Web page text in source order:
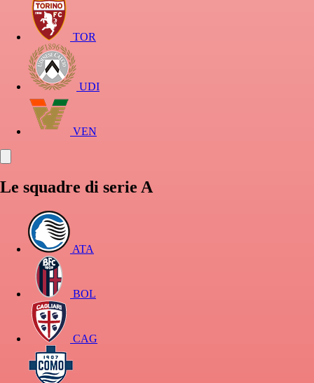
TOR
UDI
VEN
Le squadre di serie A
ATA
BOL
CAG